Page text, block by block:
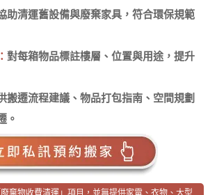
助清運舊設備與廢棄家具，符合環保規範
對每箱物品標註樓層、位置與用途，提升
搬遷流程建議、物品打包指南、空間規劃
。
棄物收費清運」項目，並無提供家電、衣物、大型